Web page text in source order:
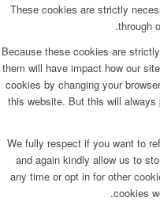
These cookies are strictly
through
Because these cookies are
them will have impact how our
cookies by changing your
this website. But this will
We fully respect if you want to
and again kindly allow us to
any time or opt in for other
cookies